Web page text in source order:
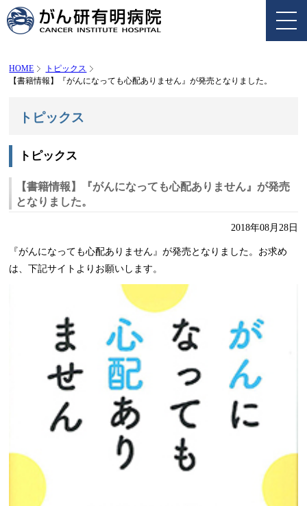
HOME
トピックス
【書籍情報】『がんになっても心配ありません』が発売となりました。
トピックス
トピックス
【書籍情報】『がんになっても心配ありません』が発売
となりました。
2018年08月28日
『がんになっても心配ありません』が発売となりました。お求め
は、下記サイトよりお願いします。